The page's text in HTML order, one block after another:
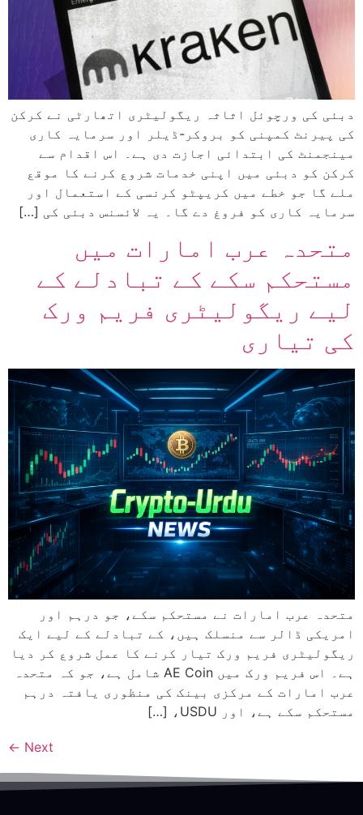
دبئی کی ورچوئل اثاثہ ریگولیٹری اتھارٹی نے کرکن
کی پیرنٹ کمپنی کو بروکر-ڈیلر اور سرمایہ کاری
مینجمنٹ کی ابتدائی اجازت دی ہے۔ اس اقدام سے
کرکن کو دبئی میں اپنی خدمات شروع کرنے کا موقع
ملے گا جو خطے میں کریپٹو کرنسی کے استعمال اور
سرمایہ کاری کو فروغ دے گا۔ یہ لائسنس دبئی کی […]
متحدہ عرب امارات میں
مستحکم سکے کے تبادلے کے
لیے ریگولیٹری فریم ورک
کی تیاری
متحدہ عرب امارات نے مستحکم سکے، جو درہم اور
امریکی ڈالر سے منسلک ہیں، کے تبادلے کے لیے ایک
ریگولیٹری فریم ورک تیار کرنے کا عمل شروع کر دیا
ہے۔ اس فریم ورک میں AE Coin شامل ہے، جو کہ متحدہ
عرب امارات کے مرکزی بینک کی منظوری یافتہ درہم
مستحکم سکے ہے، اور USDU، […]
Next
←